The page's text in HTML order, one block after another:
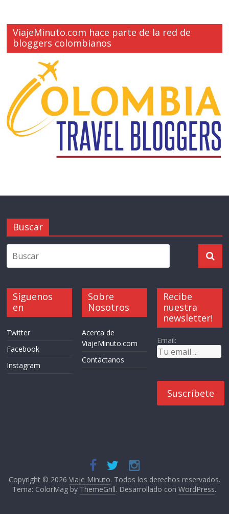
ViajeMinuto.com hace parte de la red de
bloggers colombianos
Buscar
Síguenos
en
Twitter
Facebook
Instagram
Sobre
Nosotros
Acerca de
ViajeMinuto.com
Contáctanos
Recibe
nuestra
newsletter!
Email:
Copyright © 2026 Viaje Minuto. Todos los derechos reservados.
Tema: ColorMag by ThemeGrill. Desarrollado conWordPress.